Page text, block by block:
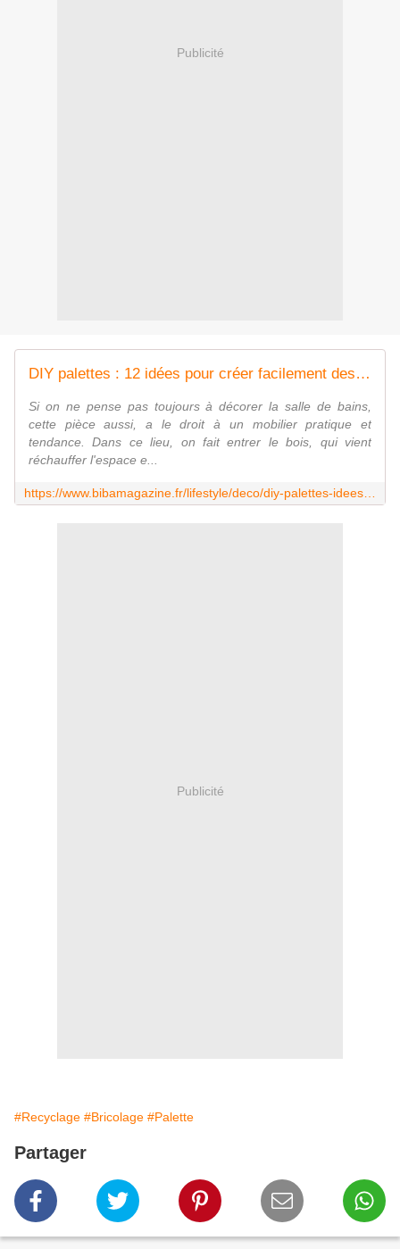
Publicité
DIY palettes : 12 idées pour créer facilement des meubles de salle de bains soi-même - Biba Magazine
Si on ne pense pas toujours à décorer la salle de bains,
cette pièce aussi, a le droit à un mobilier pratique et
tendance. Dans ce lieu, on fait entrer le bois, qui vient
réchauffer l'espace e...
Publicité
#Recyclage #Bricolage #Palette
Partager